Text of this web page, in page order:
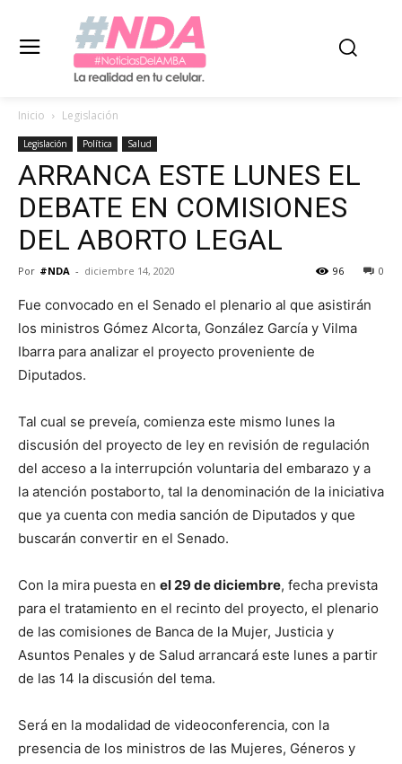
Inicio Legislación
Legislación Política Salud
ARRANCA ESTE LUNES EL
DEBATE EN COMISIONES
DEL ABORTO LEGAL
Por #NDA - diciembre 14, 2020 0
96
Fue convocado en el Senado el plenario al que asistirán
los ministros Gómez Alcorta, González García y Vilma
Ibarra para analizar el proyecto proveniente de
Diputados.
Tal cual se preveía, comienza este mismo lunes la
discusión del proyecto de ley en revisión de regulación
del acceso a la interrupción voluntaria del embarazo y a
la atención postaborto, tal la denominación de la iniciativa
que ya cuenta con media sanción de Diputados y que
buscarán convertir en el Senado.
Con la mira puesta en el 29 de diciembre, fecha prevista
para el tratamiento en el recinto del proyecto, el plenario
de las comisiones de Banca de la Mujer, Justicia y
Asuntos Penales y de Salud arrancará este lunes a partir
de las 14 la discusión del tema.
Será en la modalidad de videoconferencia, con la
presencia de los ministros de las Mujeres, Géneros y